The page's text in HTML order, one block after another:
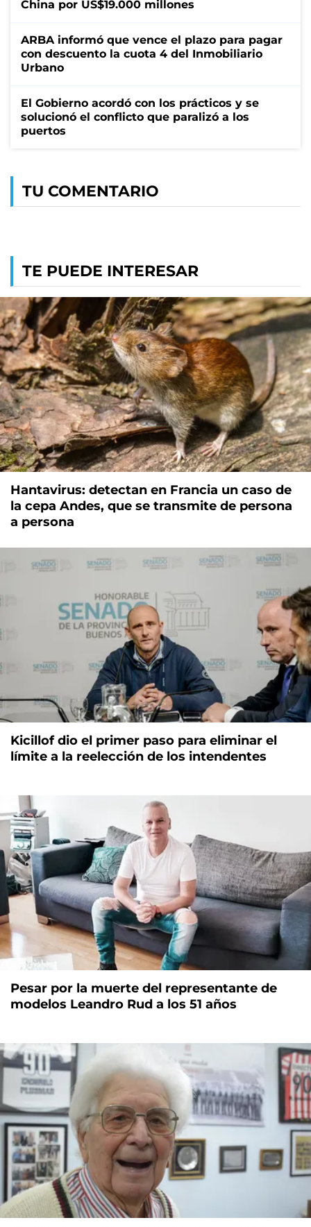
China por US$19.000 millones
ARBA informó que vence el plazo para pagar
con descuento la cuota 4 del Inmobiliario
Urbano
El Gobierno acordó con los prácticos y se
solucionó el conflicto que paralizó a los
puertos
TU COMENTARIO
TE PUEDE INTERESAR
Hantavirus: detectan en Francia un caso de
la cepa Andes, que se transmite de persona
a persona
Kicillof dio el primer paso para eliminar el
límite a la reelección de los intendentes
Pesar por la muerte del representante de
modelos Leandro Rud a los 51 años